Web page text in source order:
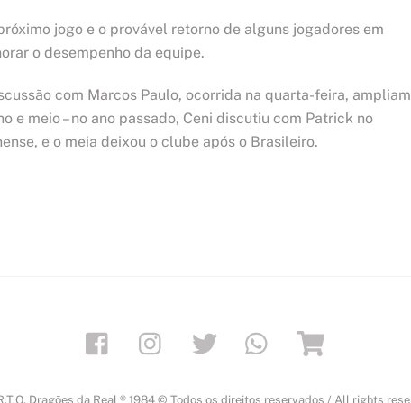
jogo e o provável retorno de alguns jogadores em
o desempenho da equipe.
com Marcos Paulo, ocorrida na quarta-feira, ampliam
e meio – no ano passado, Ceni discutiu com Patrick no
e o meia deixou o clube após o Brasileiro.
Facebook Instagram Twitter Whatsapp
Dragões da Real ® 1984 © Todos os direitos reservados / All rights